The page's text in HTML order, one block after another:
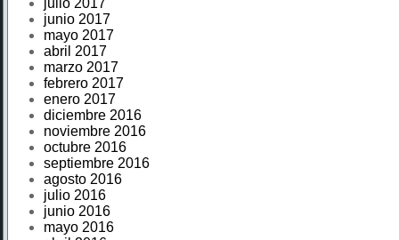
julio 2017
junio 2017
mayo 2017
abril 2017
marzo 2017
febrero 2017
enero 2017
diciembre 2016
noviembre 2016
octubre 2016
septiembre 2016
agosto 2016
julio 2016
junio 2016
mayo 2016